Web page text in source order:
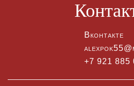
Вконтакте
+7 921 885